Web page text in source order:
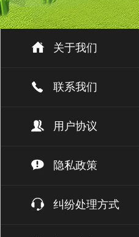
关于我们
联系我们
用户协议
隐私政策
纠纷处理方式